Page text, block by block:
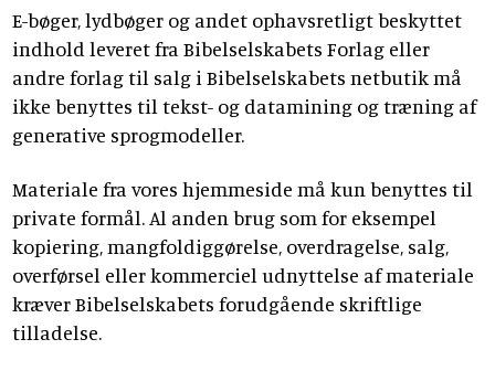
E-bøger, lydbøger og andet ophavsretligt beskyttet
indhold leveret fra Bibelselskabets Forlag eller
andre forlag til salg i Bibelselskabets netbutik må
ikke benyttes til tekst- og datamining og træning af
generative sprogmodeller.
Materiale fra vores hjemmeside må kun benyttes til
private formål. Al anden brug som for eksempel
kopiering, mangfoldiggørelse, overdragelse, salg,
overførsel eller kommerciel udnyttelse af materiale
kræver Bibelselskabets forudgående skriftlige
tilladelse.